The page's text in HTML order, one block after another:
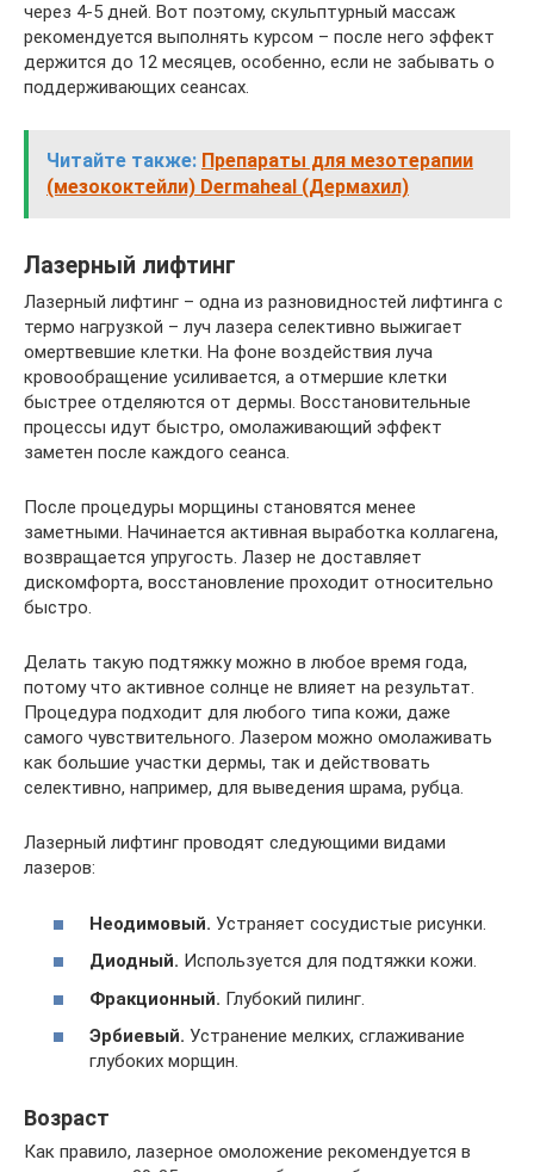
через 4-5 дней. Вот поэтому, скульптурный массаж
рекомендуется выполнять курсом – после него эффект
держится до 12 месяцев, особенно, если не забывать о
поддерживающих сеансах.
Читайте также: Препараты для мезотерапии
(мезококтейли) Dermaheal (Дермахил)
Лазерный лифтинг
Лазерный лифтинг – одна из разновидностей лифтинга с
термо нагрузкой – луч лазера селективно выжигает
омертвевшие клетки. На фоне воздействия луча
кровообращение усиливается, а отмершие клетки
быстрее отделяются от дермы. Восстановительные
процессы идут быстро, омолаживающий эффект
заметен после каждого сеанса.
После процедуры морщины становятся менее
заметными. Начинается активная выработка коллагена,
возвращается упругость. Лазер не доставляет
дискомфорта, восстановление проходит относительно
быстро.
Делать такую подтяжку можно в любое время года,
потому что активное солнце не влияет на результат.
Процедура подходит для любого типа кожи, даже
самого чувствительного. Лазером можно омолаживать
как большие участки дермы, так и действовать
селективно, например, для выведения шрама, рубца.
Лазерный лифтинг проводят следующими видами
лазеров:
Неодимовый. Устраняет сосудистые рисунки.
Диодный. Используется для подтяжки кожи.
Фракционный. Глубокий пилинг.
Эрбиевый. Устранение мелких, сглаживание
глубоких морщин.
Возраст
Как правило, лазерное омоложение рекомендуется в